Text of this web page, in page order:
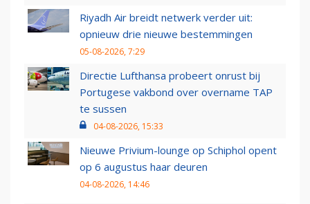
Riyadh Air breidt netwerk verder uit:
opnieuw drie nieuwe bestemmingen
05-08-2026, 7:29
Directie Lufthansa probeert onrust bij
Portugese vakbond over overname TAP
te sussen
04-08-2026, 15:33
Nieuwe Privium-lounge op Schiphol opent
op 6 augustus haar deuren
04-08-2026, 14:46